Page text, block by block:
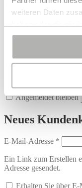
weiteren Daten
haben oder die sie
gesammelt haben.
Bei bestimmten
Speicherung von
Anmelden
Benutzername oder E-
Passwort vergessen?
Angemeldet bleiben
Neues
E-Mail-Adresse *
Ein Link zum Erstellen
Adresse gesendet.
Erhalten Sie über
Colliers & Ketten
Armbänder
Terra Luxe
Tasseln
Sonnia
Philosophie